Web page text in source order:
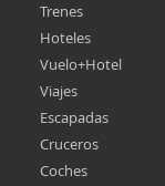
Trenes
Hoteles
Vuelo+Hotel
Viajes
Escapadas
Cruceros
Coches